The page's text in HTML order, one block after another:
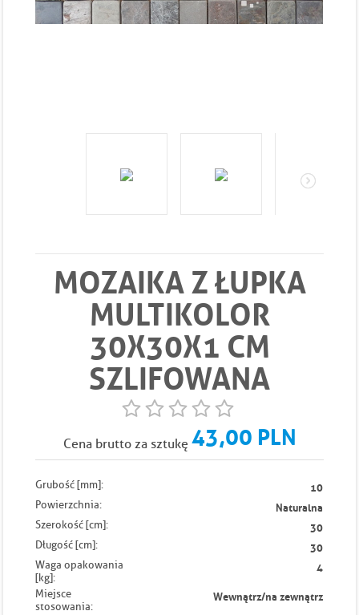
MOZAIKA Z ŁUPKA
MULTIKOLOR
30X30X1 CM
SZLIFOWANA
Cena brutto za sztukę 43,00 PLN
Grubość [mm]: 10
Powierzchnia: Naturalna
Szerokość [cm]: 30
Długość [cm]: 30
Waga opakowania
[kg]:
4
Miejsce
stosowania:
Wewnątrz/na zewnątrz